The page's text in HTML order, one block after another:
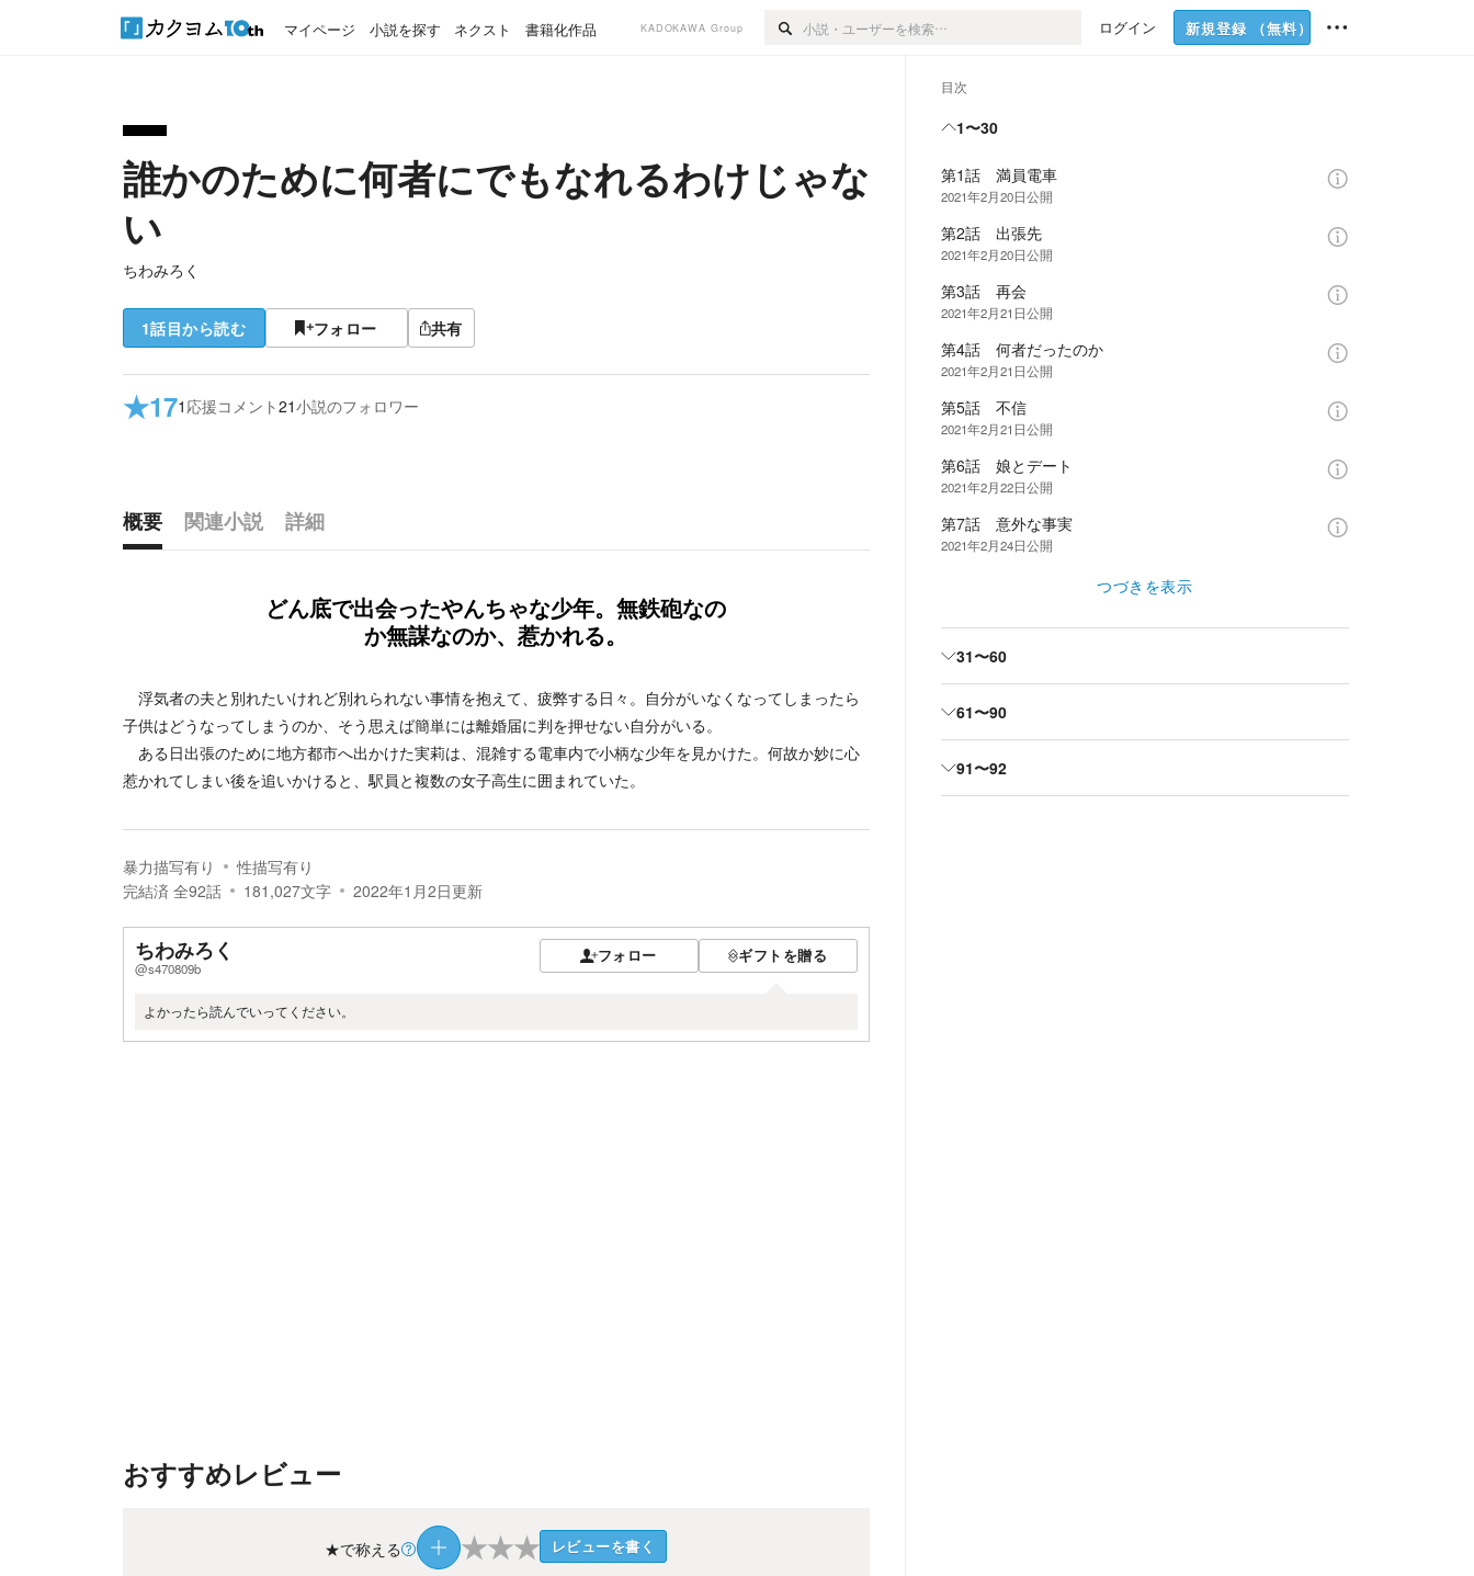
マイページ 小説を探す ネクスト 書籍化作品 KADOKAWA Group ログイン 新規登録 （無料）
誰かのために何者にでもなれるわけじゃな
い
ちわみろく
1話目から読む フォロー 共有
★171 応援コメント21小説のフォロワー
概要 関連小説
詳細
どん底で出会ったやんちゃな少年。無鉄砲なの
か無謀なのか、惹かれる。
浮気者の夫と別れたいけれど別れられない事情を抱えて、疲弊する日々。自分がいなくなってしまったら
子供はどうなってしまうのか、そう思えば簡単には離婚届に判を押せない自分がいる。
ある日出張のために地方都市へ出かけた実莉は、混雑する電車内で小柄な少年を見かけた。何故か妙に心
惹かれてしまい後を追いかけると、駅員と複数の女子高生に囲まれていた。
暴力描写有り
性描写有り
完結済 全92話 181,027文字 2022年1月2日更新
ちわみろく
@s470809b
フォロー ギフトを贈る
よかったら読んでいってください。
おすすめレビュー
★で称える ★★★ レビューを書く
目次
1〜30
第1話 満員電車
2021年2月20日公開
第2話 出張先
2021年2月20日公開
第3話 再会
2021年2月21日公開
第4話 何者だったのか
2021年2月21日公開
第5話 不信
2021年2月21日公開
第6話 娘とデート
2021年2月22日公開
第7話 意外な事実
2021年2月24日公開
つづきを表示
31〜60
61〜90
91〜92